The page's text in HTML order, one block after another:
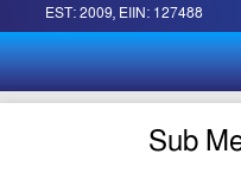
EST: 2009, EIIN: 127488
Sub